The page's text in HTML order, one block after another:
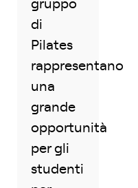
gruppo
di
Pilates
rappresentano
una
grande
opportunità
per gli
studenti